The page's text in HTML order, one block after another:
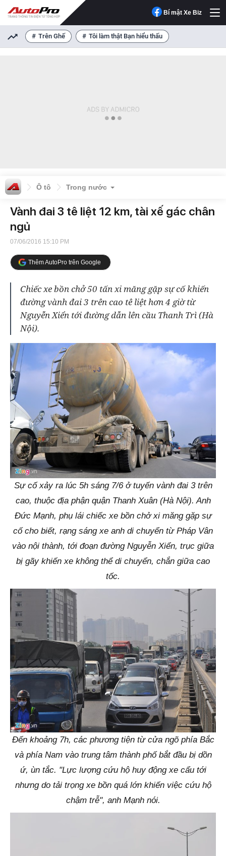
Bí mật Xe Biz
Trên Ghế Tôi làm thật Bạn hiểu thấu
Ô tô Trong nước
Vành đai 3 tê liệt 12 km, tài xế gác chân
ngủ
07/06/2016 15:10 PM
Thêm AutoPro trên Google
Chiếc xe bồn chở 50 tấn xi măng gặp sự cố khiến
đường vành đai 3 trên cao tê liệt hơn 4 giờ từ
Nguyễn Xiển tới đường dẫn lên cầu Thanh Trì (Hà
Nội).
Sự cố xảy ra lúc 5h sáng 7/6 ở tuyến vành đai 3 trên
cao, thuộc địa phận quận Thanh Xuân (Hà Nội). Anh
Đức Mạnh, phụ lái chiếc xe bồn chở xi măng gặp sự
cố cho biết, rạng sáng xe anh di chuyển từ Pháp Vân
vào nội thành, tới đoạn đường Nguyễn Xiển, trục giữa
bị gãy khiến xe không thể di chuyển, chắn giữa cao
tốc.
Đến khoảng 7h, các phương tiện từ cửa ngõ phía Bắc
và phía Nam vào trung tâm thành phố bắt đầu bị dồn
ứ, ùn tắc. "Lực lượng cứu hộ huy động xe cẩu tới
nhưng do tải trọng xe bồn quá lớn khiến việc cứu hộ
chậm trễ", anh Mạnh nói.